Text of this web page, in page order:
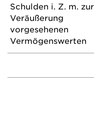
Schulden i. Z. m. zur
Veräußerung
vorgesehenen
Vermögenswerten